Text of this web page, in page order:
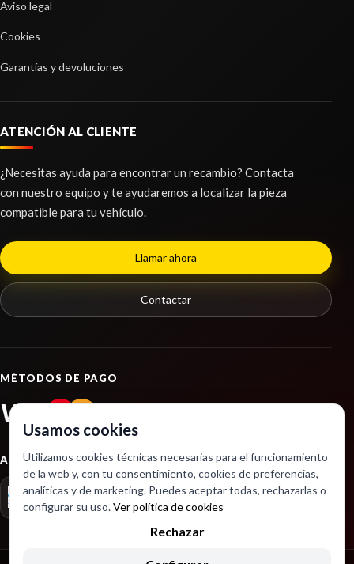
Aviso legal
Cookies
Garantías y devoluciones
ATENCIÓN AL CLIENTE
¿Necesitas ayuda para encontrar un recambio? Contacta
con nuestro equipo y te ayudaremos a localizar la pieza
compatible para tu vehículo.
Llamar ahora
Contactar
MÉTODOS DE PAGO
VISA PayPal
ASOCIACIONES
Usamos cookies
Utilizamos cookies técnicas necesarias para el funcionamiento
de la web y, con tu consentimiento, cookies de preferencias,
analíticas y de marketing. Puedes aceptar todas, rechazarlas o
configurar su uso.Ver política de cookies
Rechazar